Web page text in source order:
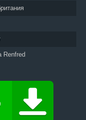
Renfred